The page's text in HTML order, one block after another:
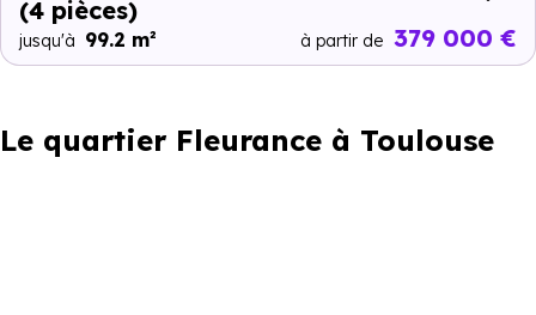
(4 pièces)
jusqu'à 99.2 m² à partir de 379 000 €
Le quartier Fleurance à Toulouse